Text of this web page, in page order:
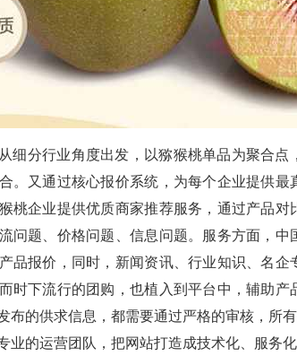
细分行业角度出发，以猕猴桃单品为聚合
。又通过核心报价系统，为每个企业提供
桃企业提供优质商家推荐服务，通过产品
问题、价格问题、信息问题。服务方面，
品报价，同时，新闻资讯、行业知识、名
时下流行的团购，也植入到平台中，辅助
布的供求信息，都需要通过严格的审核，所
业的运营团队，把网站打造成技术化、服务